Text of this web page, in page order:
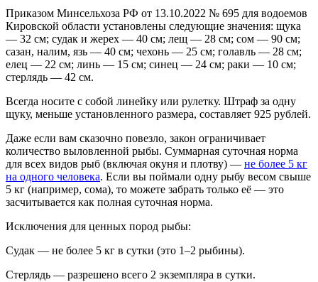
Приказом Минсельхоза РФ от 13.10.2022 № 695 для водоемов
Кировской области установлены следующие значения: щука
— 32 см; судак и жерех — 40 см; лещ — 28 см; сом — 90 см;
сазан, налим, язь — 40 см; чехонь — 25 см; голавль — 28 см;
елец — 22 см; линь — 15 см; синец — 24 см; раки — 10 см;
стерлядь — 42 см.
Всегда носите с собой линейку или рулетку. Штраф за одну
щуку, меньше установленного размера, составляет 925 рублей.
Даже если вам сказочно повезло, закон ограничивает
количество выловленной рыбы. Суммарная суточная норма
для всех видов рыб (включая окуня и плотву) — не более 5 кг
на одного человека. Если вы поймали одну рыбу весом свыше
5 кг (например, сома), то можете забрать только её — это
засчитывается как полная суточная норма.
Исключения для ценных пород рыбы:
Судак — не более 5 кг в сутки (это 1–2 рыбины).
Стерлядь — разрешено всего 2 экземпляра в сутки.